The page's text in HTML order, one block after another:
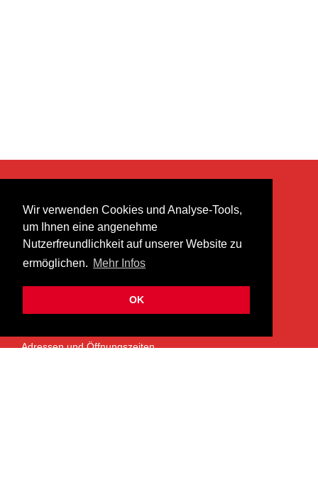
Wir verwenden Cookies und Analyse-Tools,
um Ihnen eine angenehme
Nutzerfreundlichkeit auf unserer Website zu
ermöglichen. Mehr Infos
OK
heer musik ag
Lättenstrasse 35
8952 Schlieren
info@heermusic.com
ÜBER UNS
Adressen und Öffnungszeiten